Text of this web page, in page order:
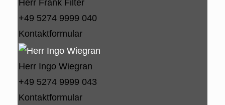
Herr Frank Filter
+49 5274 9999 040
Kontaktformular
Herr Ingo Wiegran
+49 5274 9999 043
Kontaktformular